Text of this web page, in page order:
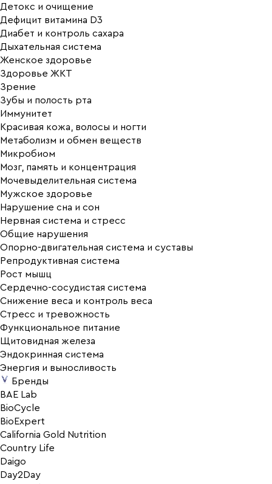
Детокс и очищение
Дефицит витамина D3
Диабет и контроль сахара
Дыхательная система
Женское здоровье
Здоровье ЖКТ
Зрение
Зубы и полость рта
Иммунитет
Красивая кожа, волосы и ногти
Метаболизм и обмен веществ
Микробиом
Мозг, память и концентрация
Мочевыделительная система
Мужское здоровье
Нарушение сна и сон
Нервная система и стресс
Общие нарушения
Опорно-двигательная система и суставы
Репродуктивная система
Рост мышц
Сердечно-сосудистая система
Снижение веса и контроль веса
Стресс и тревожность
Функциональное питание
Щитовидная железа
Эндокринная система
Энергия и выносливость
Бренды
BAE Lab
BioCycle
BioExpert
California Gold Nutrition
Country Life
Daigo
Day2Day